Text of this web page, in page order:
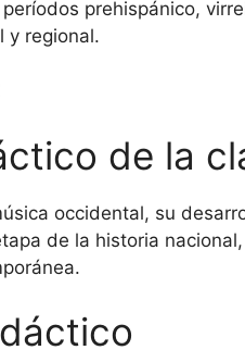
prehispánico,
y regional.
de la
occidental, su
de la historia